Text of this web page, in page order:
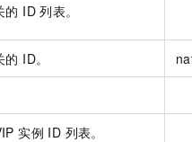
ID 列表。
ID。
实例 ID 列表。